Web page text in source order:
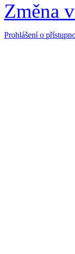
Změna
Prohlášení o